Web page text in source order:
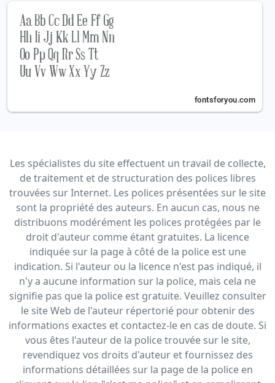
Les spécialistes du site effectuent un travail de collecte,
de traitement et de structuration des polices libres
trouvées sur Internet. Les polices présentées sur le site
sont la propriété des auteurs. En aucun cas, nous ne
distribuons modérément les polices protégées par le
droit d'auteur comme étant gratuites. La licence
indiquée sur la page à côté de la police est une
indication. Si l'auteur ou la licence n'est pas indiqué, il
n'y a aucune information sur la police, mais cela ne
signifie pas que la police est gratuite. Veuillez consulter
le site Web de l'auteur répertorié pour obtenir des
informations exactes et contactez-le en cas de doute. Si
vous êtes l'auteur de la police trouvée sur le site,
revendiquez vos droits d'auteur et fournissez des
informations détaillées sur la page de la police en